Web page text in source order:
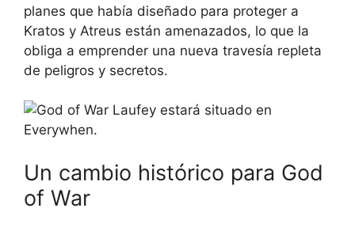
planes que había diseñado para proteger a
Kratos y Atreus están amenazados, lo que la
obliga a emprender una nueva travesía repleta
de peligros y secretos.
Un cambio histórico para God
of War